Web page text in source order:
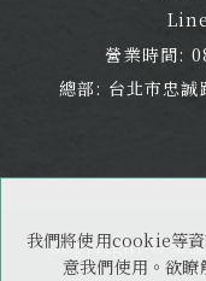
我們將使用cookie等
意我們使用。欲瞭
營業時間:
總部: 台北市忠誠
Copyright © 全